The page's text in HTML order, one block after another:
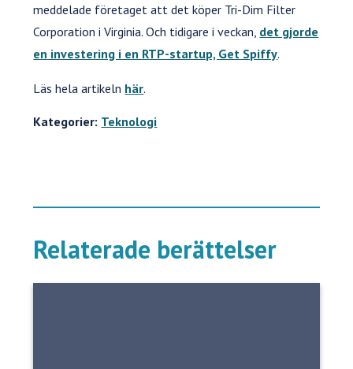
meddelade företaget att det köper Tri-Dim Filter
Corporation i Virginia. Och tidigare i veckan, det gjorde
en investering i en RTP-startup, Get Spiffy.
Läs hela artikeln här.
Kategorier: Teknologi
Relaterade berättelser